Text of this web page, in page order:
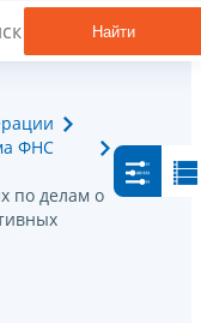
Найти
ФНС
по делам о